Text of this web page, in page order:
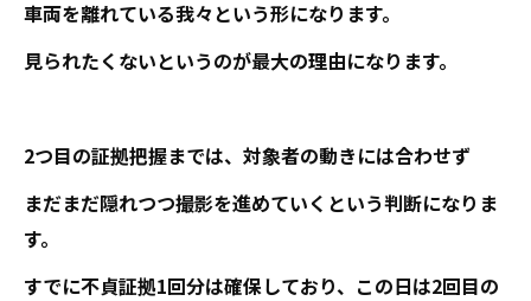
車両を離れている我々という形になります。
見られたくないというのが最大の理由になります。
2つ目の証拠把握までは、対象者の動きには合わせず
まだまだ隠れつつ撮影を進めていくという判断になりま
す。
すでに不貞証拠1回分は確保しており、この日は2回目の